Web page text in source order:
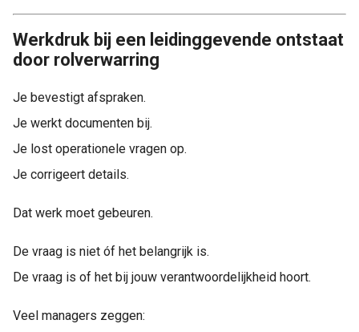
Werkdruk bij een leidinggevende ontstaat
door rolverwarring
Je bevestigt afspraken.
Je werkt documenten bij.
Je lost operationele vragen op.
Je corrigeert details.
Dat werk moet gebeuren.
De vraag is niet óf het belangrijk is.
De vraag is of het bij jouw verantwoordelijkheid hoort.
Veel managers zeggen:
Hierdoor
website-